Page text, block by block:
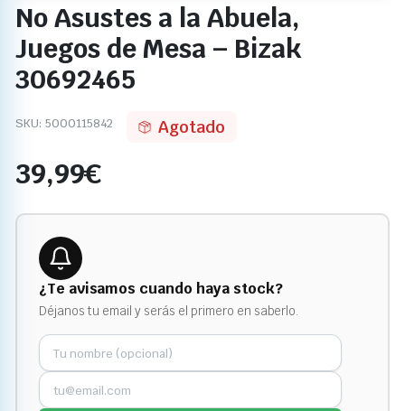
No Asustes a la Abuela,
Juegos de Mesa – Bizak
30692465
SKU: 5000115842 Agotado
39,99€
¿Te avisamos cuando haya stock?
Déjanos tu email y serás el primero en saberlo.